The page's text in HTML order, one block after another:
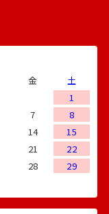
金
土
1
7
8
14
15
21
22
28
29